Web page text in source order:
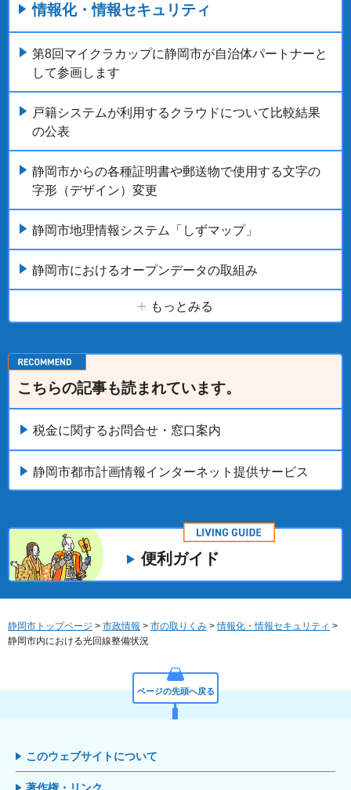
情報化・情報セキュリティ
第8回マイクラカップに静岡市が自治体パートナーと
して参画します
戸籍システムが利用するクラウドについて比較結果
の公表
静岡市からの各種証明書や郵送物で使用する文字の
字形（デザイン）変更
静岡市地理情報システム「しずマップ」
静岡市におけるオープンデータの取組み
もっとみる
こちらの記事も読まれています。
税金に関するお問合せ・窓口案内
静岡市都市計画情報インターネット提供サービス
便利ガイド
静岡市トップページ > 市政情報 > 市の取りくみ >情報化・情報セキュリティ >
静岡市内における光回線整備状況
ページの先頭へ戻る
このウェブサイトについて
著作権・リンク